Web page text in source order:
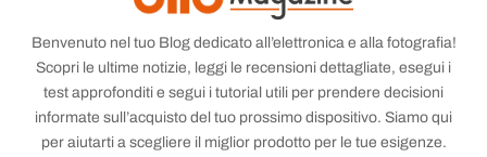
Benvenuto nel tuo Blog dedicato all’elettronica e alla fotografia!
Scopri le ultime notizie, leggi le recensioni dettagliate, esegui i
test approfonditi e segui i tutorial utili per prendere decisioni
informate sull’acquisto del tuo prossimo dispositivo. Siamo qui
per aiutarti a scegliere il miglior prodotto per le tue esigenze.